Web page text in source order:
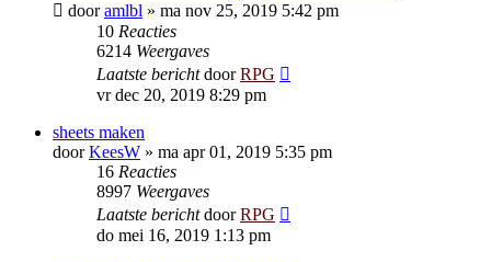
dooramlbl » ma nov 25, 2019 5:42 pm
10 Reacties
6214 Weergaves
Laatste berichtdoorRPG
vr dec 20, 2019 8:29 pm
sheets maken
doorKeesW » ma apr 01, 2019 5:35 pm
16 Reacties
8997 Weergaves
Laatste berichtdoorRPG
do mei 16, 2019 1:13 pm